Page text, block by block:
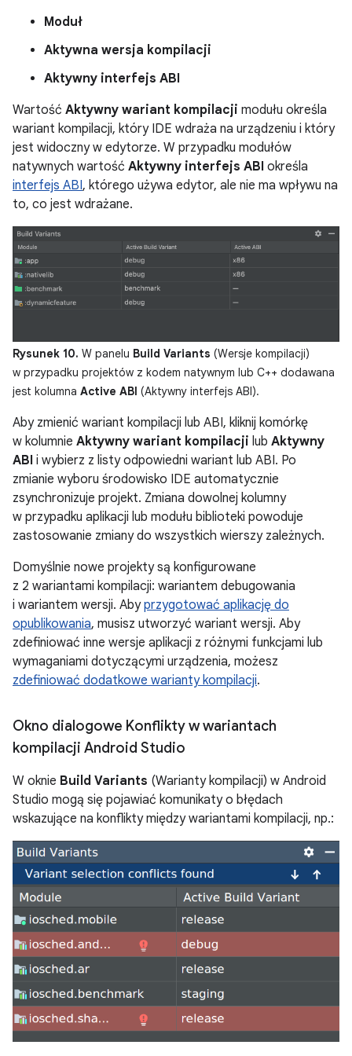
Moduł
Aktywna wersja kompilacji
Aktywny interfejs ABI
Wartość Aktywny wariant kompilacji modułu określa
wariant kompilacji, który IDE wdraża na urządzeniu i który
jest widoczny w edytorze. W przypadku modułów
natywnych wartość Aktywny interfejs ABI określa
interfejs ABI, którego używa edytor, ale nie ma wpływu na
to, co jest wdrażane.
Rysunek 10. W panelu Build Variants (Wersje kompilacji)
w przypadku projektów z kodem natywnym lub C++ dodawana
jest kolumna Active ABI (Aktywny interfejs ABI).
Aby zmienić wariant kompilacji lub ABI, kliknij komórkę
w kolumnie Aktywny wariant kompilacji lub Aktywny
ABI i wybierz z listy odpowiedni wariant lub ABI. Po
zmianie wyboru środowisko IDE automatycznie
zsynchronizuje projekt. Zmiana dowolnej kolumny
w przypadku aplikacji lub modułu biblioteki powoduje
zastosowanie zmiany do wszystkich wierszy zależnych.
Domyślnie nowe projekty są konfigurowane
z 2 wariantami kompilacji: wariantem debugowania
i wariantem wersji. Abyprzygotować aplikację do
opublikowania, musisz utworzyć wariant wersji. Aby
zdefiniować inne wersje aplikacji z różnymi funkcjami lub
wymaganiami dotyczącymi urządzenia, możesz
zdefiniować dodatkowe warianty kompilacji.
Okno dialogowe Konflikty w wariantach
kompilacji Android Studio
W oknie Build Variants (Warianty kompilacji) w Android
Studio mogą się pojawiać komunikaty o błędach
wskazujące na konflikty między wariantami kompilacji, np.: